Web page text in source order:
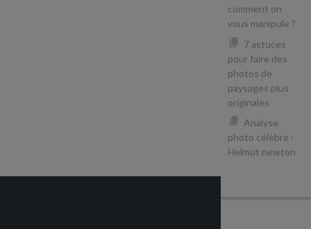
comment on
vous manipule ?
7 astuces
pour faire des
photos de
paysages plus
originales
Analyse
photo célèbre :
Helmut newton